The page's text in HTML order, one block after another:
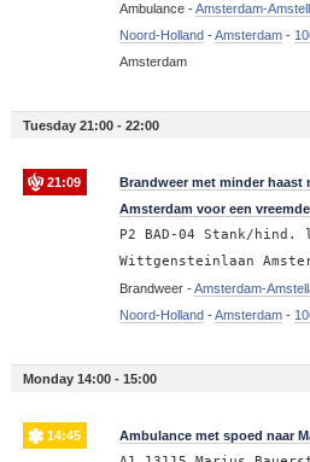
Ambulance -Amsterdam-
Noord-Holland-Amsterdam-
Amsterdam
Tuesday 21:00 - 22:00
21:09
Brandweer met minder haast
Amsterdam voor een
P2 BAD-04 Stank/
Wittgensteinlaan
Brandweer -Amsterdam-
Noord-Holland-Amsterdam-
Monday 14:00 - 15:00
14:45 Ambulance met spoed naar